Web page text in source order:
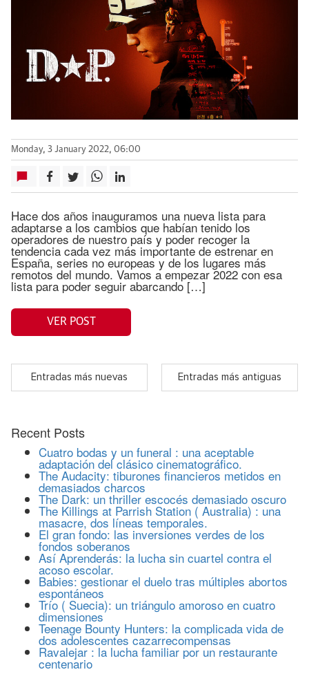
Monday, 3 January 2022, 06:00
Hace dos años inauguramos una nueva lista para
adaptarse a los cambios que habían tenido los
operadores de nuestro país y poder recoger la
tendencia cada vez más importante de estrenar en
España, series no europeas y de los lugares más
remotos del mundo. Vamos a empezar 2022 con esa
lista para poder seguir abarcando […]
VER POST
Entradas más nuevas Entradas más antiguas
Recent Posts
Cuatro bodas y un funeral : una aceptable
adaptación del clásico cinematográfico.
The Audacity: tiburones financieros metidos en
demasiados charcos
The Dark: un thriller escocés demasiado oscuro
The Killings at Parrish Station ( Australia) : una
masacre, dos líneas temporales.
El gran fondo: las inversiones verdes de los
fondos soberanos
Así Aprenderás: la lucha sin cuartel contra el
acoso escolar.
Babies: gestionar el duelo tras múltiples abortos
espontáneos
Trío ( Suecia): un triángulo amoroso en cuatro
dimensiones
Teenage Bounty Hunters: la complicada vida de
dos adolescentes cazarrecompensas
Ravalejar : la lucha familiar por un restaurante
centenario